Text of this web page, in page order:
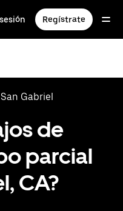
Regístrate
San Gabriel
de
parcial
CA?